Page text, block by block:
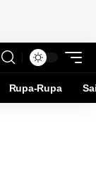
Rupa-Rupa